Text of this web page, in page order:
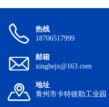
热线
18706517999
邮箱
xinghejx@163.com
地址
青州市卡特彼勒工业园